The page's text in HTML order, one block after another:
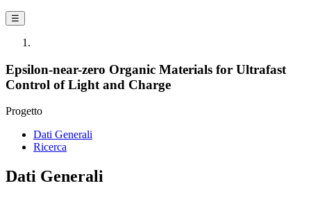
☰
Epsilon-near-zero Organic Materials for Ultrafast
Control of Light and Charge
Progetto
Dati Generali
Ricerca
Dati Generali